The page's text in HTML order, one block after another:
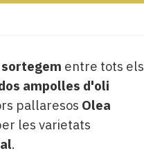
sortegem entre tots els
ampolles d'oli
pallaresos Olea
les varietats
.